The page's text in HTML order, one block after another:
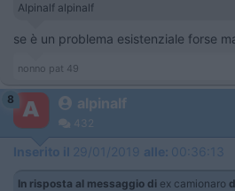
Alpinalf alpinalf
se è un problema esistenziale forse
nonno pat 49
8 alpinalf
432
Inserito il 29/01/2019 alle: 00:36:13
In risposta al messaggio di ex camionaro